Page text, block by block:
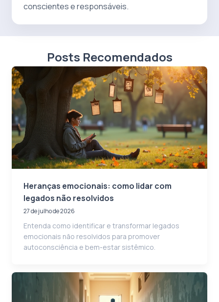
conscientes e responsáveis.
Posts Recomendados
Heranças emocionais: como lidar com
legados não resolvidos
27 de julho de 2026
Entenda como identificar e transformar legados
emocionais não resolvidos para promover
autoconsciência e bem-estar sistêmico.